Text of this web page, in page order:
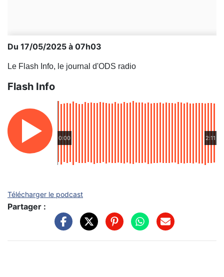
Du 17/05/2025 à 07h03
Le Flash Info, le journal d'ODS radio
Flash Info
0:00 2:11
Télécharger le podcast
Partager :